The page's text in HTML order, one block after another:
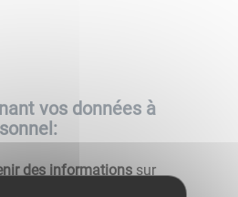
vos données à
des informations sur